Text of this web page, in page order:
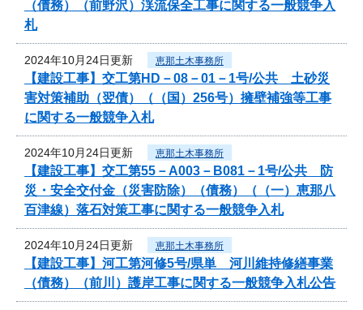
（債務）（前野沢）渓流保全工事に関する一般競争入
札
2024年10月24日更新 恵那土木事務所
【建設工事】交工第HD－08－01－1号/公共 土砂災
害対策補助（翌債）（（国）256号）擁壁補強等工事
に関する一般競争入札
2024年10月24日更新 恵那土木事務所
【建設工事】交工第55－A003－B081－1号/公共 防
災・安全交付金（災害防除）（債務）（（一）恵那八
百津線）落石対策工事に関する一般競争入札
2024年10月24日更新 恵那土木事務所
【建設工事】河工第河修5号/県単 河川維持修繕事業
（債務）（前川）護岸工事に関する一般競争入札公告